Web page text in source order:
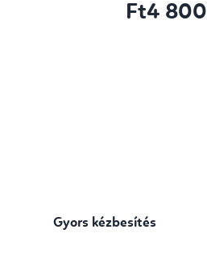
Ft4 800
Gyors kézbesítés